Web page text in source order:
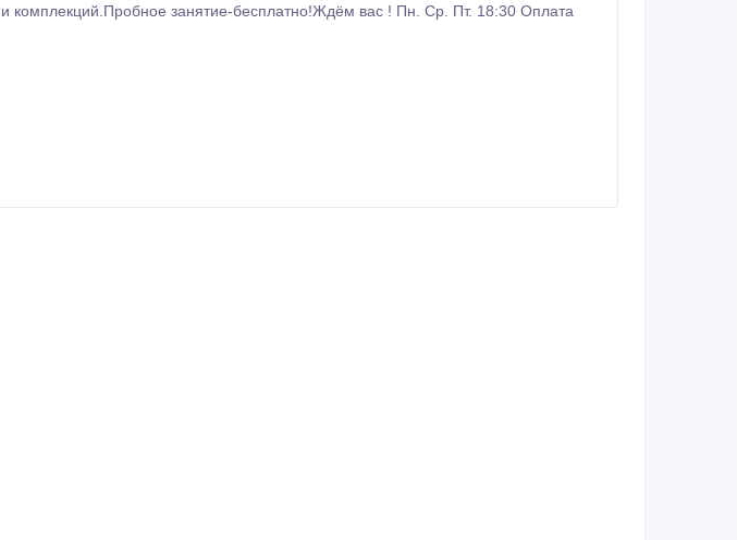
комплекций.Пробное занятие-бесплатно!Ждём вас ! Пн. Ср. Пт. 18:30 Оплата